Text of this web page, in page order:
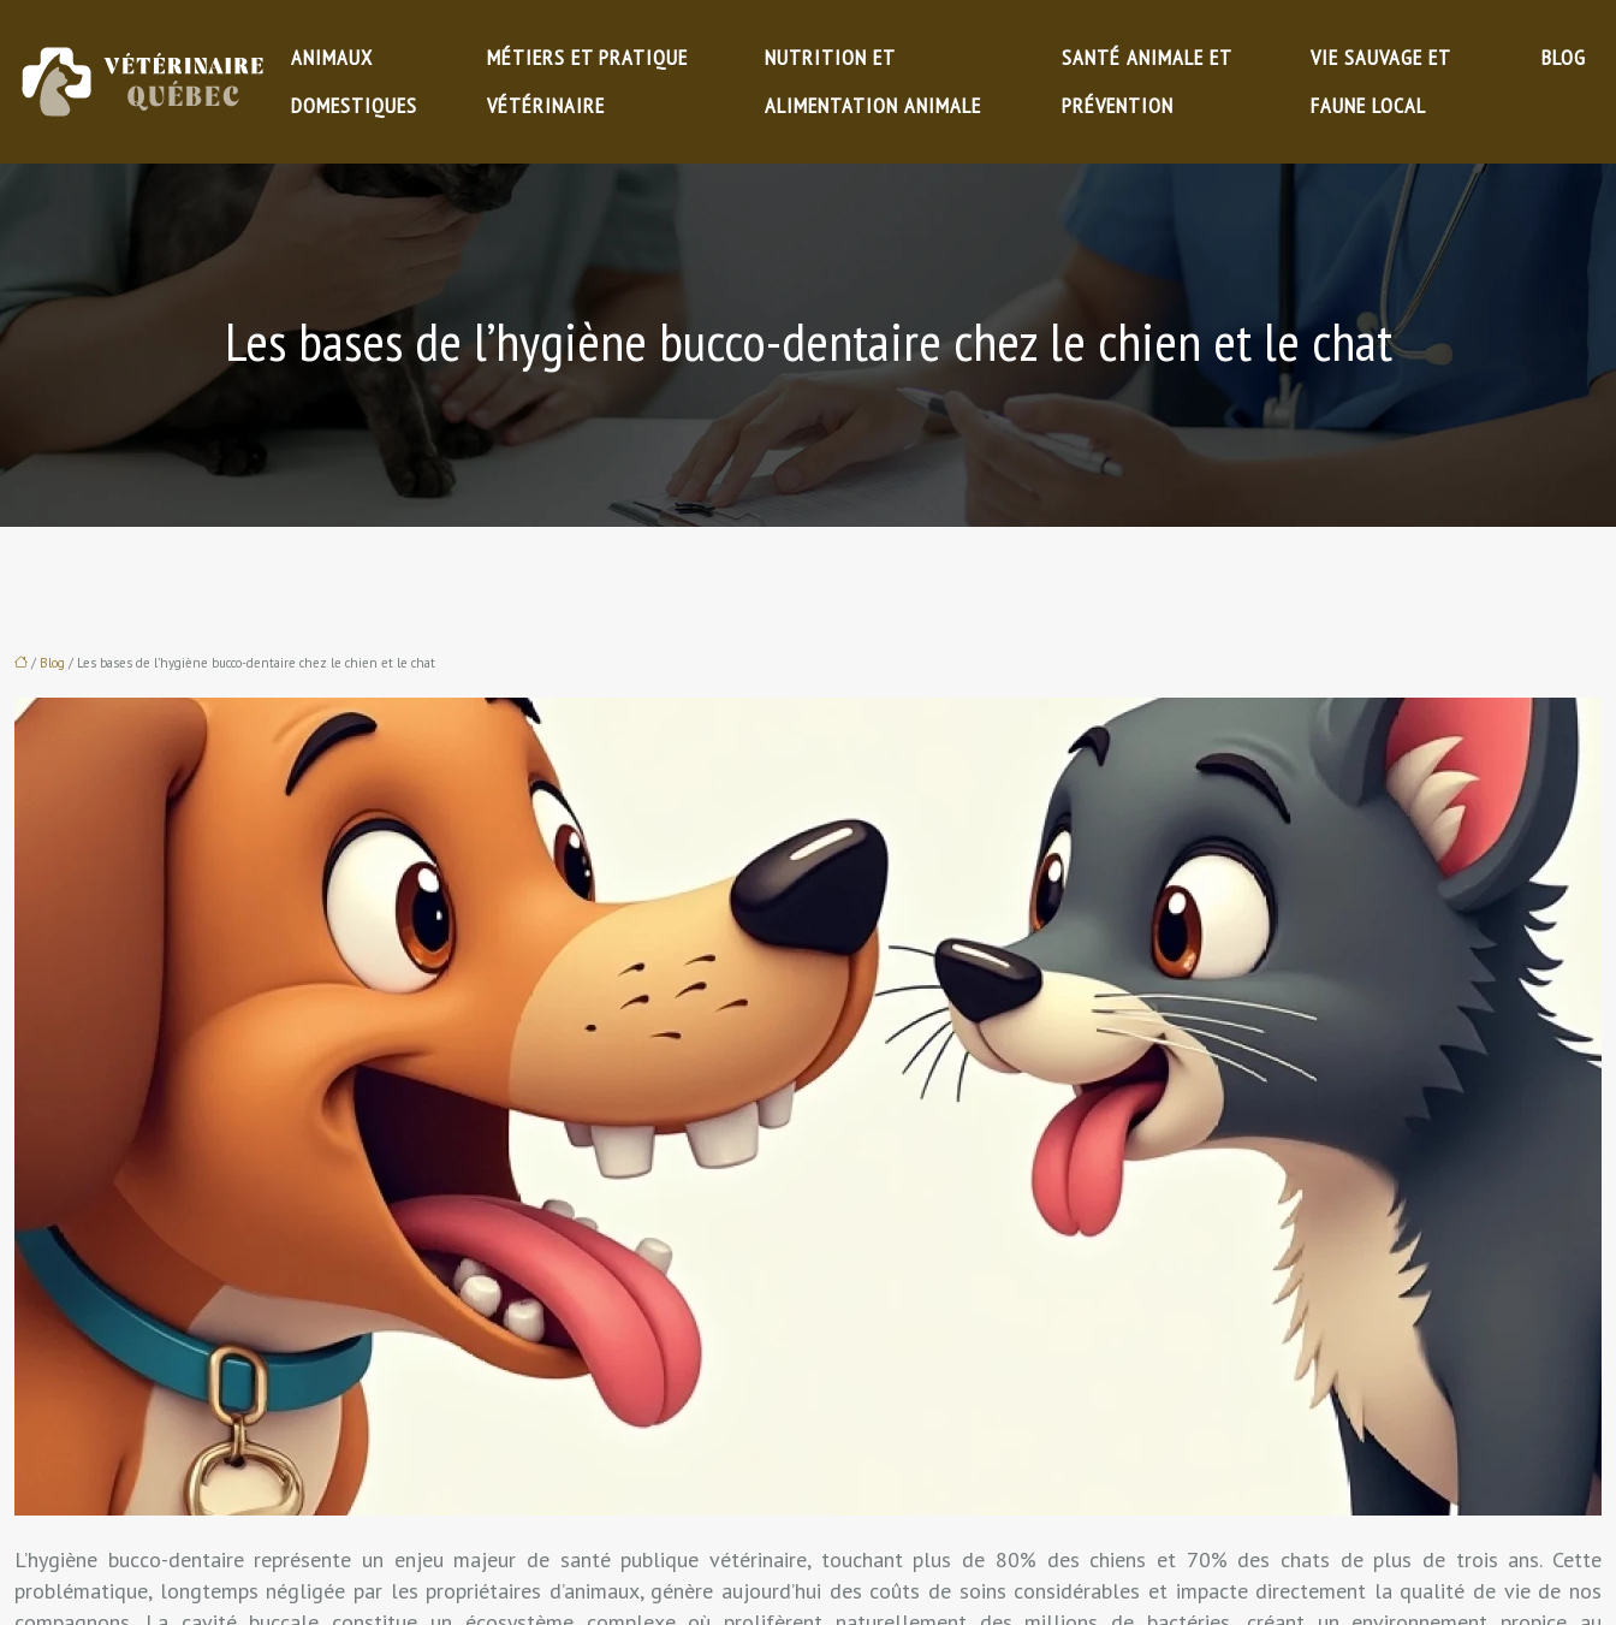
ANIMAUX
DOMESTIQUES
MÉTIERS ET PRATIQUE
VÉTÉRINAIRE
NUTRITION ET
ALIMENTATION ANIMALE
SANTÉ ANIMALE ET
PRÉVENTION
VIE SAUVAGE ET
FAUNE LOCAL
BLOG
Les bases de l’hygiène bucco-dentaire chez le chien et le chat
/ Blog / Les bases de l’hygiène bucco-dentaire chez le chien et le chat
L’hygiène bucco-dentaire représente un enjeu majeur de santé publique vétérinaire, touchant plus de 80% des chiens et 70% des chats de plus de trois ans. Cette
problématique, longtemps négligée par les propriétaires d’animaux, génère aujourd’hui des coûts de soins considérables et impacte directement la qualité de vie de nos